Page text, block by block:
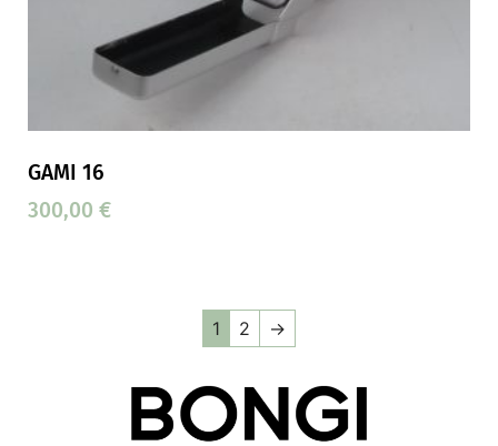
GAMI 16
300,00 €
1 2 →